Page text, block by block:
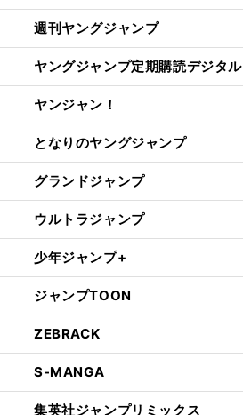
週刊ヤングジャンプ
ヤングジャンプ定期購読デジタル
ヤンジャン！
となりのヤングジャンプ
グランドジャンプ
ウルトラジャンプ
少年ジャンプ+
ジャンプTOON
ZEBRACK
S-MANGA
集英社ジャンプリミックス